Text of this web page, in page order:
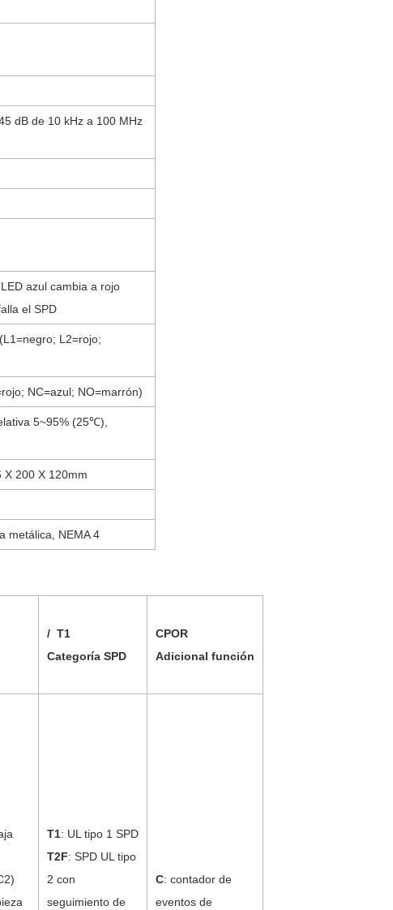
dB de 10 kHz a 100 MHz
azul cambia a rojo
el SPD
L2=rojo;
NC=azul; NO=marrón)
5~95% (25℃),
X 200 X 120mm
metálica, NEMA 4
/ T1
Categoría SPD
CPOR
Adicional función
T1: UL tipo 1 SPD
T2F: SPD UL tipo
2 con
seguimiento de
C: contador de
eventos de